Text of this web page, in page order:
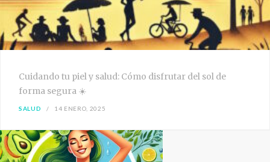
Cuidando tu piel y salud: Cómo disfrutar del sol de
forma segura ☀️
SALUD 14 ENERO, 2025